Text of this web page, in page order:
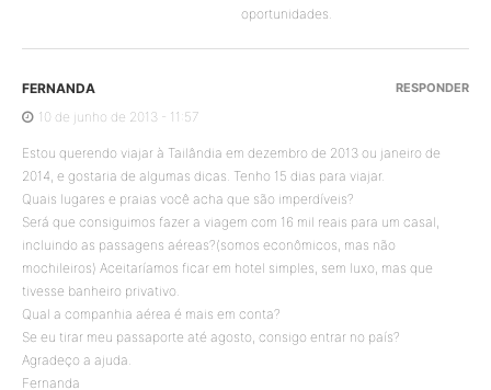
oportunidades.
FERNANDA
10 de junho de 2013 - 11:57
Estou querendo viajar à Tailândia em dezembro de 2013 ou janeiro de
2014, e gostaria de algumas dicas. Tenho 15 dias para viajar.
Quais lugares e praias você acha que são imperdíveis?
Será que consiguimos fazer a viagem com 16 mil reais para um casal,
incluindo as passagens aéreas?(somos econômicos, mas não
mochileiros) Aceitaríamos ficar em hotel simples, sem luxo, mas que
tivesse banheiro privativo.
Qual a companhia aérea é mais em conta?
Se eu tirar meu passaporte até agosto, consigo entrar no país?
Agradeço a ajuda.
Fernanda
RESPONDER